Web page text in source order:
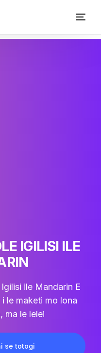
IGILISI ILE
Igilisi ile Mandarin E
le maketi mo lona
ma le lelei
se totogi